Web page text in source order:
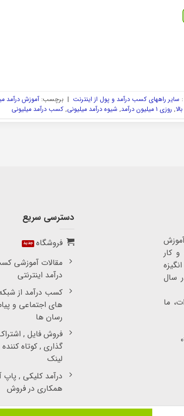
سایر راههای کسب درآمد و پول از اینترنت | برچسب:آموزش درآمد
, روزی 1 میلیون درآمد , شیوه درآمد میلیونی,کسب درآمد میلیونی
کار
سال
ما
دسترسی سریع
فروشگاه
مقالات آموزشی
درآمد اینترنتی
کسب درآمد از
های اجتماعی و
رسان ها
فروش فایل ,
گذاری , کوتاه کننده
لینک
درآمد کلیکی ,
همکاری در فروش